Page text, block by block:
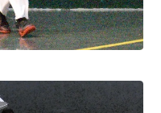
troisième